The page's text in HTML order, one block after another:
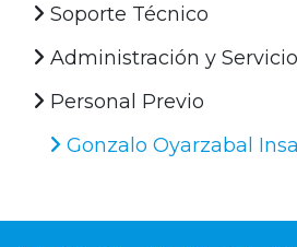
Soporte Técnico
Administración y
Personal Previo
Gonzalo Oyarzabal